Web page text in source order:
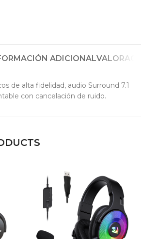
ADICIONAL
de alta fidelidad, audio Surround 7.1
con cancelación de ruido.